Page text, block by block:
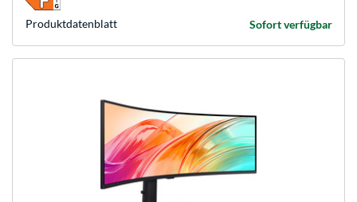
Sofort verfügbar
Produkt­datenblatt